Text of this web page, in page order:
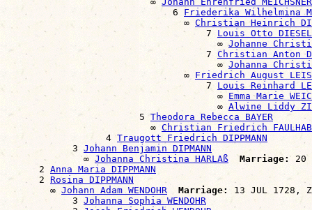
                              6
Friederika Wilhelmina
                                ∞
Christian Heinrich
                                    7
Louis Otto DIESEL
                                      ∞
Johanne
                                    7
Christian Anton
                                      ∞
Johanna
                                ∞
Friedrich August
                                    7
Louis Reinhard
                                      ∞
Emma Marie
                                      ∞
Alwine Liddy
                        5
Theodora Rebecca BAYER
                          ∞
Christian Friedrich
                  4
Traugott Friedrich DIPPMANN
            3
Johann Benjamin DIPMANN
              ∞
Johanna Christina HARLAß Marriage: 20
      2
Anna Maria DIPPMANN
      2
Rosina DIPPMANN
        ∞
Johann Adam WENDOHR Marriage:
13 JUL 1728,
            3
Johanna Sophia WENDOHR